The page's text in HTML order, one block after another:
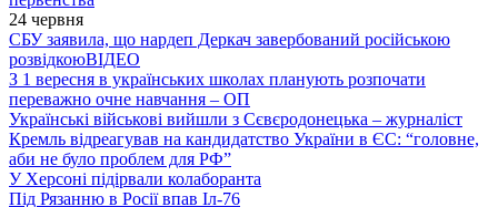
24 червня
СБУ заявила, що нардеп Деркач завербований російською
розвідкоюВІДЕО
З 1 вересня в українських школах планують розпочати
переважно очне навчання – ОП
Українські військові вийшли з Сєвєродонецька – журналіст
Кремль відреагував на кандидатство України в ЄС: “головне,
аби не було проблем для РФ”
У Херсоні підірвали колаборанта
Під Рязанню в Росії впав Іл-76